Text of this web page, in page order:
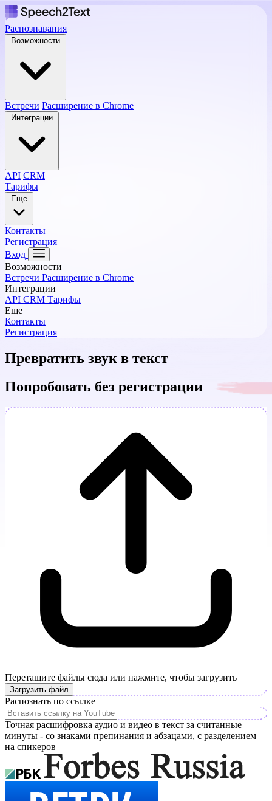
Распознавания
Возможности
Встречи Расширение в Chrome
Интеграции
API CRM
Тарифы
Еще
Контакты
Регистрация
Вход
Возможности
Встречи Расширение в Chrome
Интеграции
API CRM Тарифы
Еще
Контакты
Регистрация
Превратить звук в текст
Попробовать без регистрации
Перетащите файлы сюда или нажмите, чтобы загрузить
Загрузить файл
Распознать по ссылке
Точная расшифровка аудио и видео в текст за считанные
минуты - со знаками препинания и абзацами, с разделением
на спикеров